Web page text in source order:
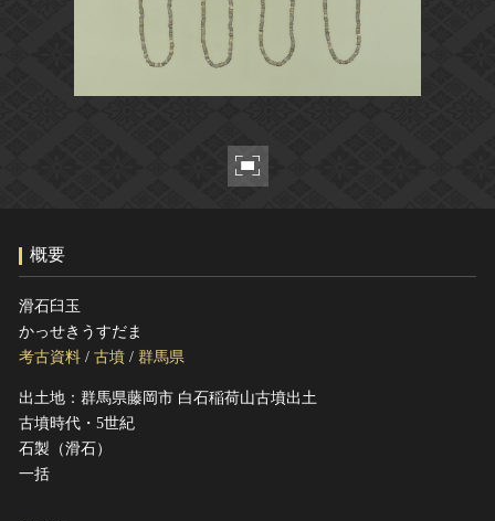
世界遺産と無形文化遺産
全国の美術館・博物館
文化庁よりご挨拶
今月のみどころ
お知らせ一覧
このサイトについて
サイトのご意見はこちら
文化遺産データベース
概要
滑石臼玉
かっせきうすだま
考古資料 / 古墳 / 群馬県
出土地：群馬県藤岡市 白石稲荷山古墳出土
古墳時代・5世紀
石製（滑石）
一括